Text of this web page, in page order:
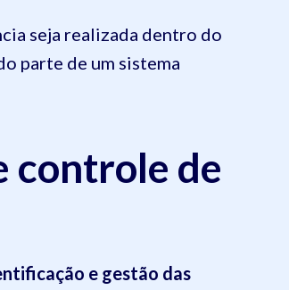
seja realizada dentro do
parte de um sistema
controle de
e gestão das